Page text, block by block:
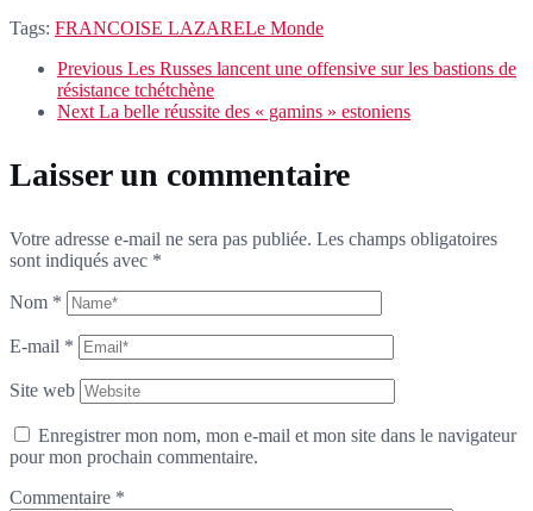
Tags: FRANCOISE LAZARELe Monde
Previous Les Russes lancent une offensive sur les bastions de
résistance tchétchène
Next La belle réussite des « gamins » estoniens
Laisser un commentaire
Votre adresse e-mail ne sera pas publiée. Les champs obligatoires
sont indiqués avec *
Nom *
E-mail *
Site web
Enregistrer mon nom, mon e-mail et mon site dans le navigateur
pour mon prochain commentaire.
Commentaire *